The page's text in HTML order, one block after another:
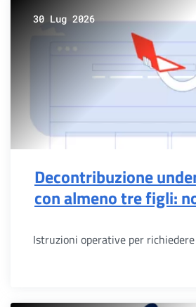
30 Lug 2026
Decontribuzione
con almeno tre figli:
Istruzioni operative per